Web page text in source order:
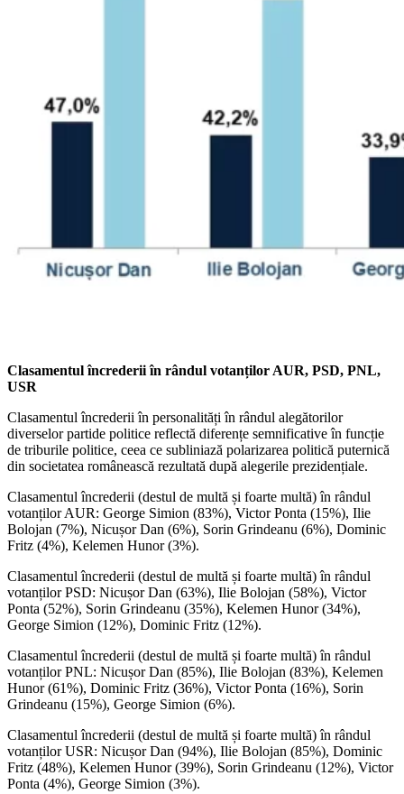
Clasamentul încrederii în rândul votanților AUR, PSD, PNL,
USR
Clasamentul încrederii în personalități în rândul alegătorilor
diverselor partide politice reflectă diferențe semnificative în funcție
de triburile politice, ceea ce subliniază polarizarea politică puternică
din societatea românească rezultată după alegerile prezidențiale.
Clasamentul încrederii (destul de multă și foarte multă) în rândul
votanților AUR: George Simion (83%), Victor Ponta (15%), Ilie
Bolojan (7%), Nicușor Dan (6%), Sorin Grindeanu (6%), Dominic
Fritz (4%), Kelemen Hunor (3%).
Clasamentul încrederii (destul de multă și foarte multă) în rândul
votanților PSD: Nicușor Dan (63%), Ilie Bolojan (58%), Victor
Ponta (52%), Sorin Grindeanu (35%), Kelemen Hunor (34%),
George Simion (12%), Dominic Fritz (12%).
Clasamentul încrederii (destul de multă și foarte multă) în rândul
votanților PNL: Nicușor Dan (85%), Ilie Bolojan (83%), Kelemen
Hunor (61%), Dominic Fritz (36%), Victor Ponta (16%), Sorin
Grindeanu (15%), George Simion (6%).
Clasamentul încrederii (destul de multă și foarte multă) în rândul
votanților USR: Nicușor Dan (94%), Ilie Bolojan (85%), Dominic
Fritz (48%), Kelemen Hunor (39%), Sorin Grindeanu (12%), Victor
Ponta (4%), George Simion (3%).